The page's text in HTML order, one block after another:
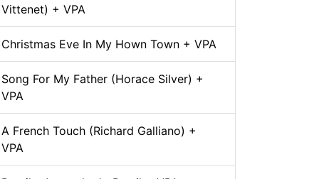
Vittenet) + VPA
Christmas Eve In My Hown Town + VPA
Song For My Father (Horace Silver) +
VPA
A French Touch (Richard Galliano) +
VPA